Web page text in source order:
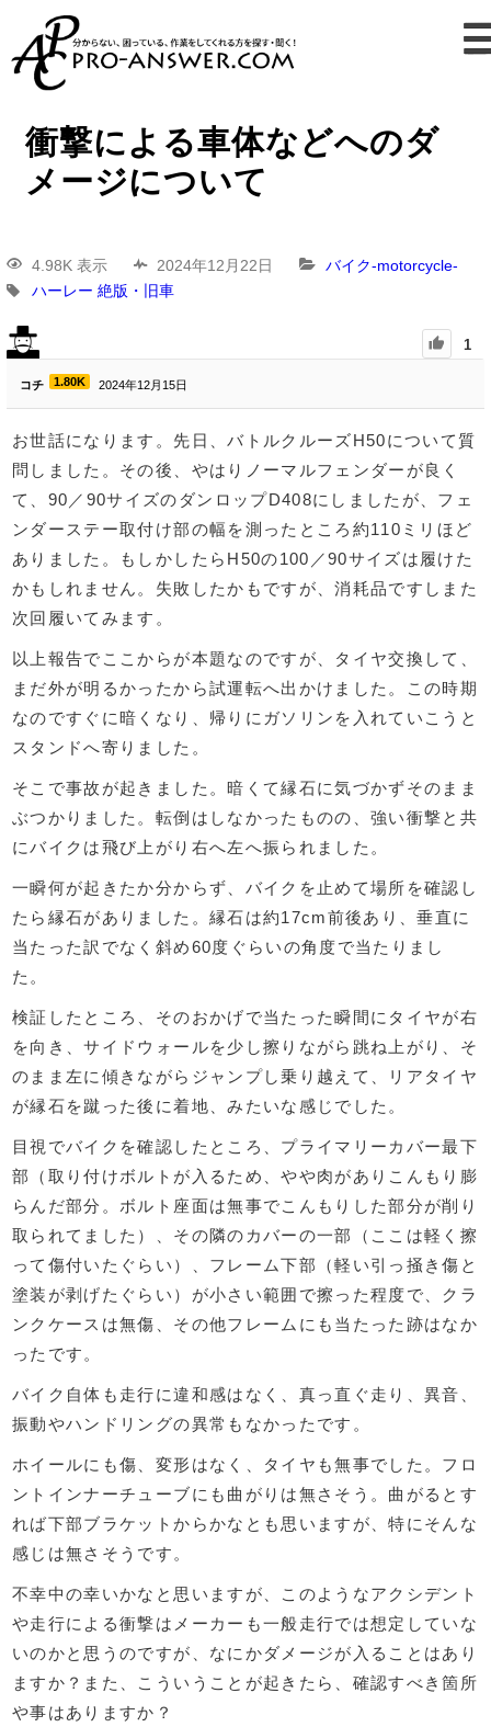
衝撃による車体などへのダ
メージについて
4.98K 表示 2024年12月22日
バイク-motorcycle-
ハーレー 絶版・旧車
1
コチ 1.80K 2024年12月15日
お世話になります。先日、バトルクルーズH50について質
問しました。その後、やはりノーマルフェンダーが良く
て、90／90サイズのダンロップD408にしましたが、フェ
ンダーステー取付け部の幅を測ったところ約110ミリほど
ありました。もしかしたらH50の100／90サイズは履けた
かもしれません。失敗したかもですが、消耗品ですしまた
次回履いてみます。
以上報告でここからが本題なのですが、タイヤ交換して、
まだ外が明るかったから試運転へ出かけました。この時期
なのですぐに暗くなり、帰りにガソリンを入れていこうと
スタンドへ寄りました。
そこで事故が起きました。暗くて縁石に気づかずそのまま
ぶつかりました。転倒はしなかったものの、強い衝撃と共
にバイクは飛び上がり右へ左へ振られました。
一瞬何が起きたか分からず、バイクを止めて場所を確認し
たら縁石がありました。縁石は約17cm前後あり、垂直に
当たった訳でなく斜め60度ぐらいの角度で当たりまし
た。
検証したところ、そのおかげで当たった瞬間にタイヤが右
を向き、サイドウォールを少し擦りながら跳ね上がり、そ
のまま左に傾きながらジャンプし乗り越えて、リアタイヤ
が縁石を蹴った後に着地、みたいな感じでした。
目視でバイクを確認したところ、プライマリーカバー最下
部（取り付けボルトが入るため、やや肉がありこんもり膨
らんだ部分。ボルト座面は無事でこんもりした部分が削り
取られてました）、その隣のカバーの一部（ここは軽く擦
って傷付いたぐらい）、フレーム下部（軽い引っ掻き傷と
塗装が剥げたぐらい）が小さい範囲で擦った程度で、クラ
ンクケースは無傷、その他フレームにも当たった跡はなか
ったです。
バイク自体も走行に違和感はなく、真っ直ぐ走り、異音、
振動やハンドリングの異常もなかったです。
ホイールにも傷、変形はなく、タイヤも無事でした。フロ
ントインナーチューブにも曲がりは無さそう。曲がるとす
れば下部ブラケットからかなとも思いますが、特にそんな
感じは無さそうです。
不幸中の幸いかなと思いますが、このようなアクシデント
や走行による衝撃はメーカーも一般走行では想定していな
いのかと思うのですが、なにかダメージが入ることはあり
ますか？また、こういうことが起きたら、確認すべき箇所
や事はありますか？